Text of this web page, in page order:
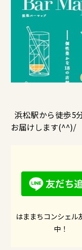
浜松駅から徒歩5
お届けします(^^)/
はままちコンシェル
中！